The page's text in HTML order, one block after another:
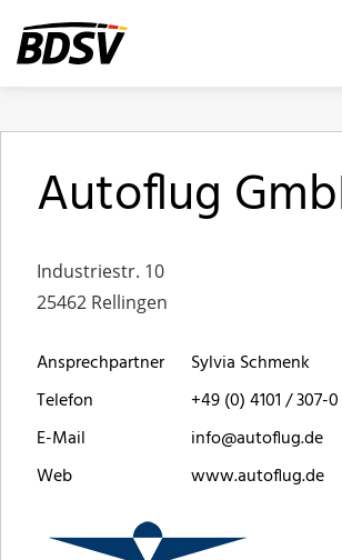
Autoflug
Industriestr. 10
25462 Rellingen
Ansprechpartner
Sylvia Schmenk
Telefon
+49 (0) 4101 / 307-0
E-Mail
info@autoflug.de
Web
www.autoflug.de